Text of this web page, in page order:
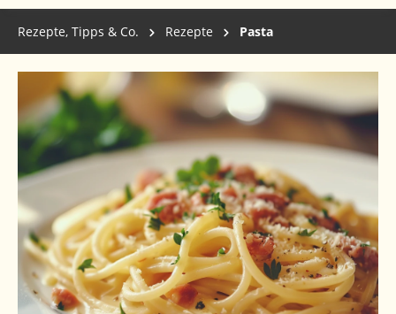
Rezepte, Tipps & Co. Rezepte Pasta
Bildergalerie überspringen